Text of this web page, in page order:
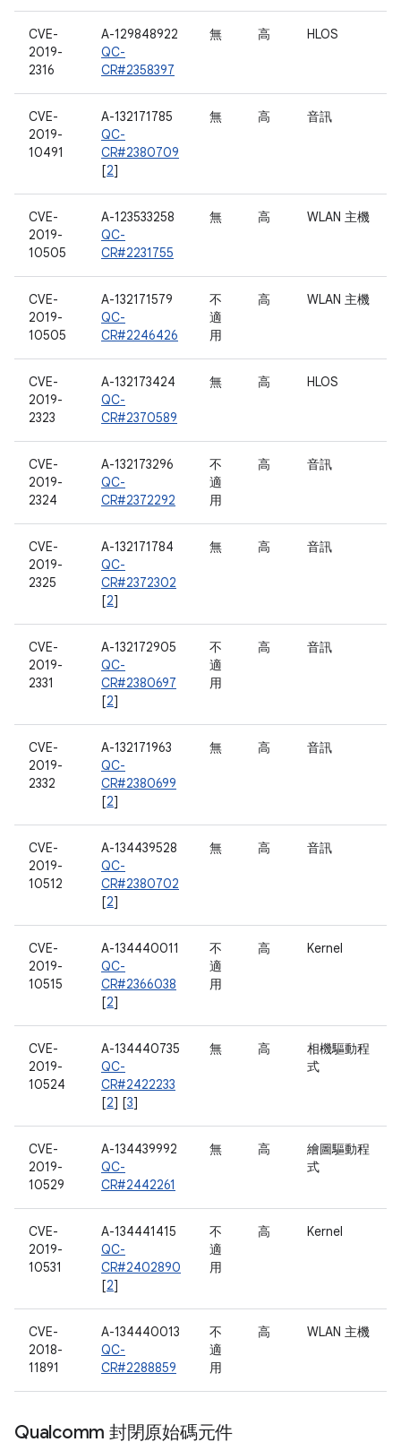
CVE-
2019-
2316
A-129848922
QC-
CR#2358397
無 高 HLOS
CVE-
2019-
10491
A-132171785
QC-
CR#2380709
[2]
無 高 音訊
CVE-
2019-
10505
A-123533258
QC-
CR#2231755
無 高 WLAN 主機
CVE-
2019-
10505
A-132171579
QC-
CR#2246426
不
適
用
高 WLAN 主機
CVE-
2019-
2323
A-132173424
QC-
CR#2370589
無 高 HLOS
CVE-
2019-
2324
A-132173296
QC-
CR#2372292
不
適
用
高 音訊
CVE-
2019-
2325
A-132171784
QC-
CR#2372302
[2]
無 高 音訊
CVE-
2019-
2331
A-132172905
QC-
CR#2380697
[2]
不
適
用
高 音訊
CVE-
2019-
2332
A-132171963
QC-
CR#2380699
[2]
無 高 音訊
CVE-
2019-
10512
A-134439528
QC-
CR#2380702
[2]
無 高 音訊
CVE-
2019-
10515
A-134440011
QC-
CR#2366038
[2]
不
適
用
高 Kernel
CVE-
2019-
10524
A-134440735
QC-
CR#2422233
[2] [3]
無 高
相機驅動程
式
CVE-
2019-
10529
A-134439992
QC-
CR#2442261
無 高
繪圖驅動程
式
CVE-
2019-
10531
A-134441415
QC-
CR#2402890
[2]
不
適
用
高 Kernel
CVE-
2018-
11891
A-134440013
QC-
CR#2288859
不
適
用
高 WLAN 主機
Qualcomm 封閉原始碼元件